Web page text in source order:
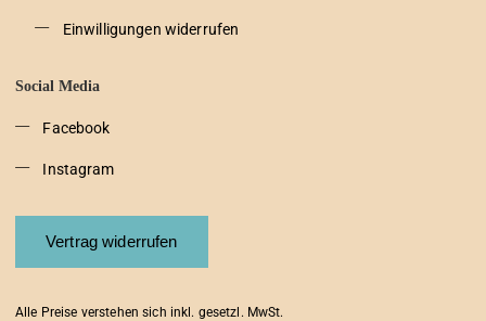
Einwilligungen widerrufen
Social Media
Facebook
Instagram
Vertrag widerrufen
Alle Preise verstehen sich inkl. gesetzl. MwSt.